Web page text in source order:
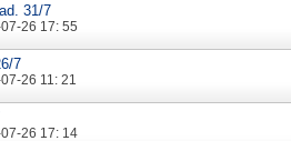
31/7
26 17: 55
7
26 11: 21
26 17: 14